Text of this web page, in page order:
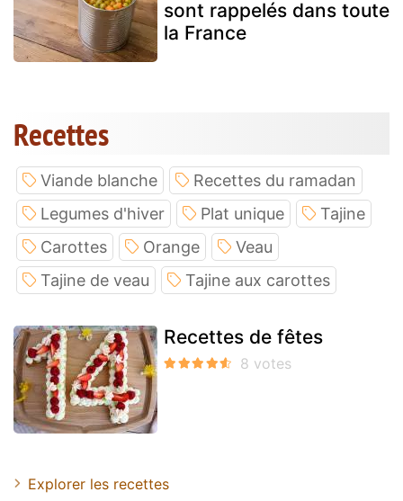
sont rappelés dans toute
la France
Recettes
Viande blanche
Recettes du ramadan
Legumes d'hiver
Plat unique
Tajine
Carottes
Orange
Veau
Tajine de veau
Tajine aux carottes
Recettes de fêtes
Explorer les recettes